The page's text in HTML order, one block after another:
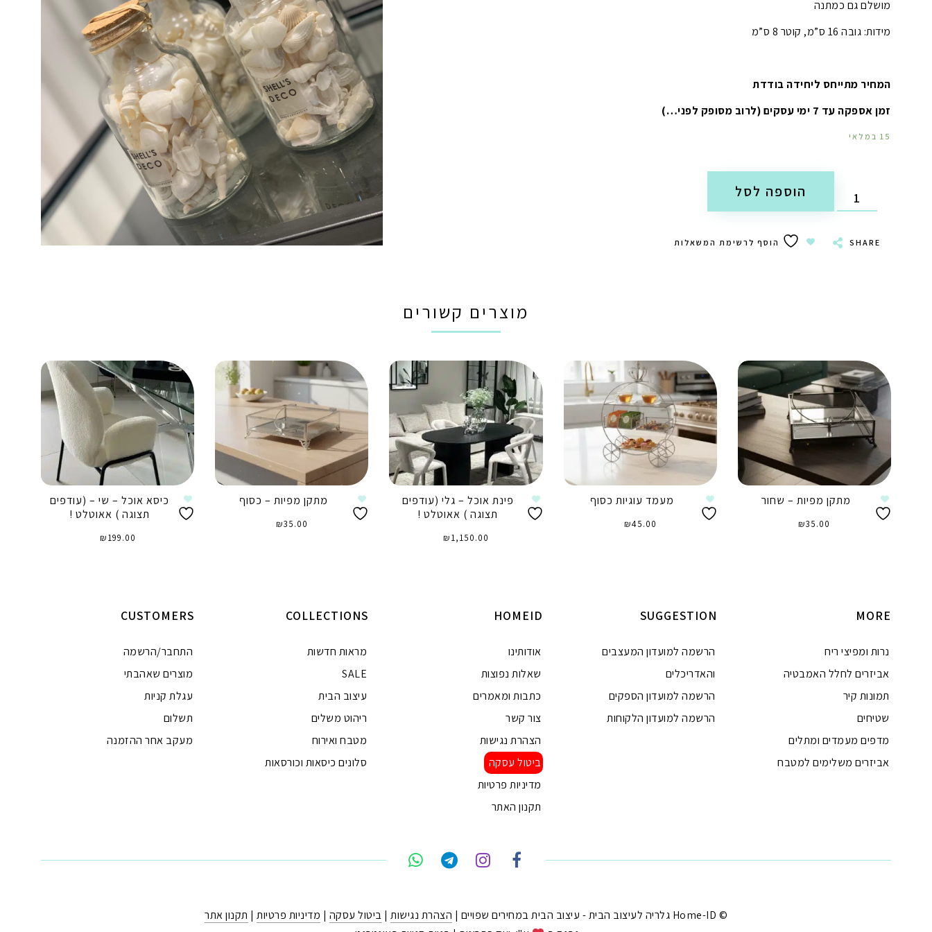
מושלם גם כמתנה
מידות: גובה 16 ס”מ, קוטר 8 ס”מ
המחיר מתייחס ליחידה בודדת
זמן אספקה עד 7 ימי עסקים (לרוב מסופק לפני…)
15 במלאי
הוספה לסל
SHARE הוסף לרשימת המשאלות
מוצרים קשורים
מתקן מפיות – שחור
₪35.00
מעמד עוגיות כסוף
₪45.00
פינת אוכל – גלי (עודפים
תצוגה ) אאוטלט !
₪1,150.00
מתקן מפיות – כסוף
₪35.00
כיסא אוכל – שי – (עודפים
תצוגה ) אאוטלט !
₪199.00
CUSTOMERS
התחבר/הרשמה
מוצרים שאהבתי
עגלת קניות
תשלום
מעקב אחר ההזמנה
COLLECTIONS
מראות חדשות
SALE
עיצוב הבית
ריהוט משלים
מטבח ואירוח
סלונים כיסאות וכורסאות
HOMEID
אודותינו
שאלות נפוצות
כתבות ומאמרים
צור קשר
הצהרת נגישות
ביטול עסקה
מדיניות פרטיות
תקנון האתר
SUGGESTION
הרשמה למועדון המעצבים
והאדריכלים
הרשמה למועדון הספקים
הרשמה למועדון הלקוחות
MORE
נרות ומפיצי ריח
אביזרים לחלל האמבטיה
תמונות קיר
שטיחים
מדפים מעמדים ומתלים
אביזרים משלימים למטבח
© Home-ID גלריה לעיצוב הבית - עיצוב הבית במחירים שפויים | הצהרת נגישות | ביטול עסקה | מדיניות פרטיות | תקנון אתר